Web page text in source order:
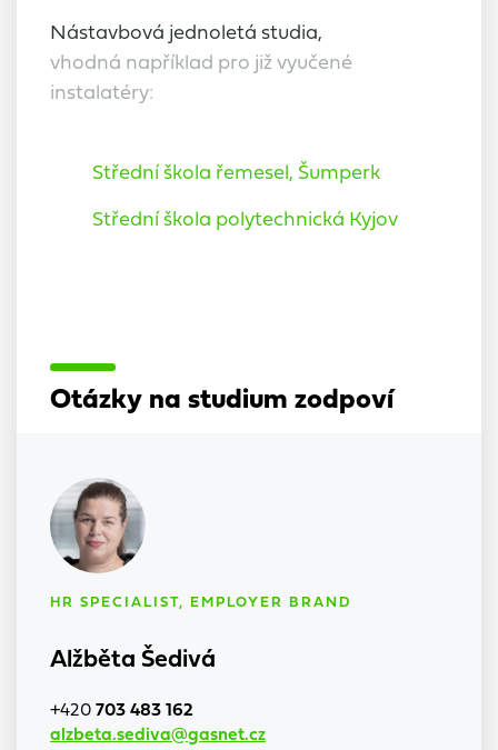
Nástavbová jednoletá studia,
vhodná například pro již vyučené
instalatéry:
Střední škola řemesel, Šumperk
Střední škola polytechnická Kyjov
Otázky na studium zodpoví
HR SPECIALIST, EMPLOYER BRAND
Alžběta Šedivá
+420 703 483 162
alzbeta.sediva@gasnet.cz